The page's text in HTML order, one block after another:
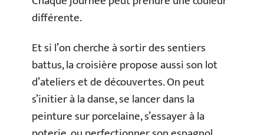
différente.
Et si l’on cherche à sortir des sentiers
battus, la croisière propose aussi son lot
d’ateliers et de découvertes. On peut
s’initier à la danse, se lancer dans la
peinture sur porcelaine, s’essayer à la